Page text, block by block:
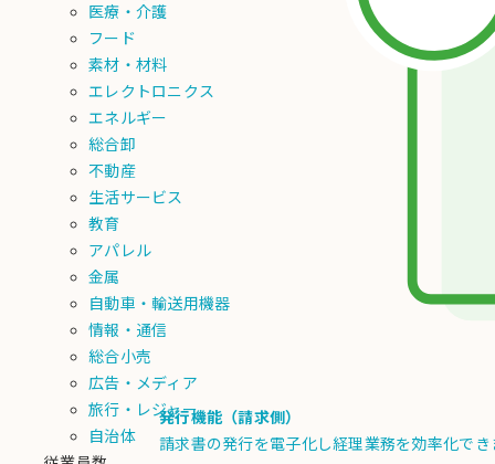
医療・介護
フード
素材・材料
エレクトロニクス
エネルギー
総合卸
不動産
生活サービス
教育
アパレル
金属
自動車・輸送用機器
情報・通信
総合小売
広告・メディア
旅行・レジャー
自治体
発行機能（請求側）
請求書の発行を電子化し経理業務を効率化でき